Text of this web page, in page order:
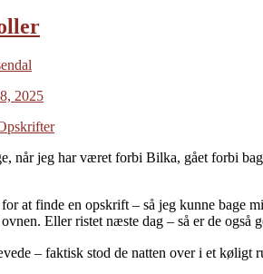
2025
når jeg har været forbi Bilka, gået forbi
for at finde en opskrift – så jeg kunne bage
Eller ristet næste dag – så er de også
– faktisk stod de natten over i et køligt